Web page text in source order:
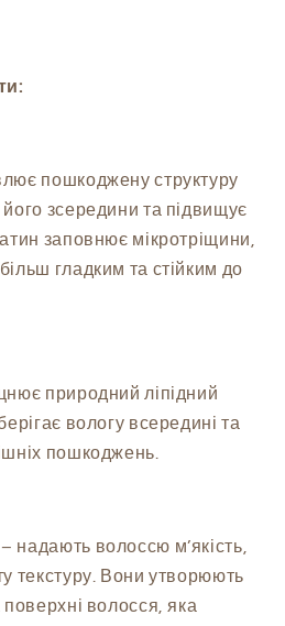
пошкоджену структуру
зсередини та підвищує
заповнює мікротріщини,
гладким та стійким до
природний ліпідний
вологу всередині та
пошкоджень.
– надають волоссю м’якість,
текстуру. Вони утворюють
поверхні волосся, яка